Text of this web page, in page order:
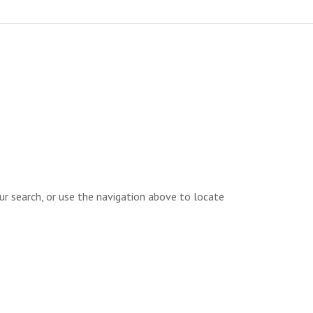
search, or use the navigation above to locate